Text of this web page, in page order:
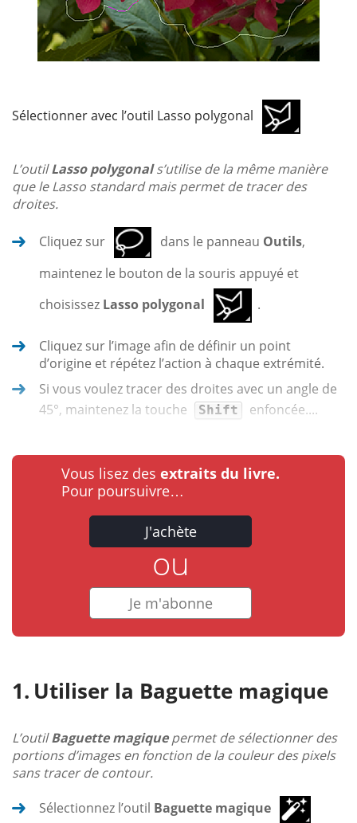
Sélectionner avec l’outil Lasso polygonal
L’outilLasso polygonals’utilise de la même manière
que le Lasso standard mais permet de tracer des
droites.
Cliquez sur dans le panneau Outils,
maintenez le bouton de la souris appuyé et
choisissez Lasso polygonal .
Cliquez sur l’image afin de définir un point
d’origine et répétez l’action à chaque extrémité.
Si vous voulez tracer des droites avec un angle de
45°, maintenez la touche
Shift enfoncée....
Vous lisez des extraits du livre.
Pour poursuivre…
J'achète
ou
Je m'abonne
Utiliser la Baguette magique
L’outilBaguette magiquepermet de sélectionner des
portions d’images en fonction de la couleur des pixels
sans tracer de contour.
Sélectionnez l’outil Baguette magique